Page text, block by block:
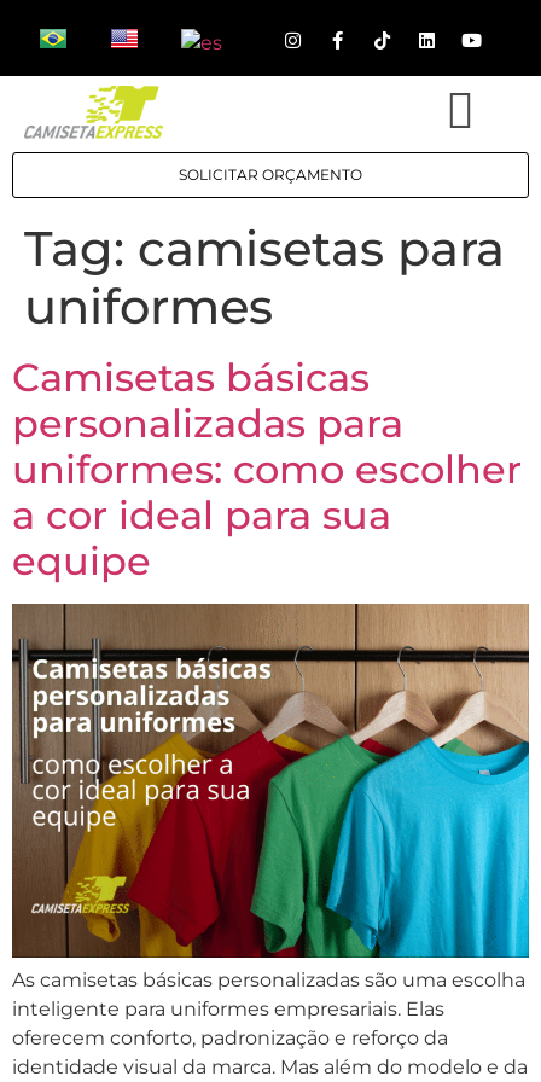
SOLICITAR ORÇAMENTO
Tag: camisetas para
uniformes
Camisetas básicas
personalizadas para
uniformes: como escolher
a cor ideal para sua
equipe
As camisetas básicas personalizadas são uma escolha
inteligente para uniformes empresariais. Elas
oferecem conforto, padronização e reforço da
identidade visual da marca. Mas além do modelo e da